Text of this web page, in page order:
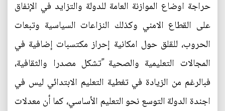
حراجة اوضاع الموازنة العامة للدولة والتزايد في الإنفاق
على القطاع الامني وكذلك النزاعات السياسية وتبعات
الحروب، للقلق حول امكانية إحراز مكتسبات إضافية في
المجالات التعليمية والصحية ًتشكل مصدرا والثقافية،
فبالرغم من الزيادة في تغطية التعليم الابتدائي ليس في
اجندة الدولة التوسع نحو التعليم الأساسي، كما أن معدلات